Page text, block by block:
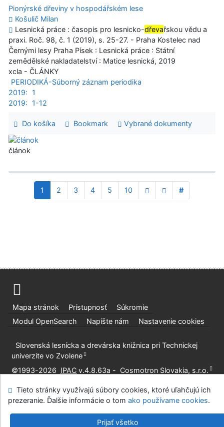
Pionýrské dřeviny v hospodářském lese
Košulič Milan
Lesnická práce : časopis pro lesnicko-dřevařskou vědu a
praxi. Roč. 98, č. 1 (2019), s. 25-27. - Praha Kostelec nad
Černými lesy Praha Písek : Lesnická práce : Státní
zemědělské nakladatelství : Matice lesnická, 2019
xcla - ČLÁNKY
PERIODIKÁ-Súborný záznam periodika
2019:
1
2019:
1-12
Do košíka Bookmark Vybrané dokumenty
článok
1 2 3 4 5 10 #
Mapa stránok Prístupnosť
Súkromie
Modul OpenSearch
Napíšte nám Nastavenie cookies
Slovenská lesnícka a drevárska knižnica pri Technickej
univerzite vo Zvolene
©1993-2026 IPAC v.4.8.63a - Cosmotron Slovakia, s.r.o.
Tieto stránky využívajú súbory cookies, ktoré uľahčujú ich
prezeranie. Ďalšie informácie o tom ako používame cookies.
Prijať všetko